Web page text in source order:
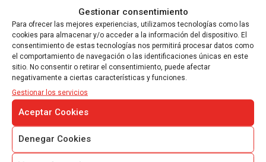
Gestionar consentimiento
Para ofrecer las mejores experiencias, utilizamos tecnologías como las
cookies para almacenar y/o acceder a la información del dispositivo. El
consentimiento de estas tecnologías nos permitirá procesar datos como
el comportamiento de navegación o las identificaciones únicas en este
sitio. No consentir o retirar el consentimiento, puede afectar
negativamente a ciertas características y funciones.
Gestionar los servicios
Aceptar Cookies
Denegar Cookies
Enero 2016 mediante la presentación de la Agencia
tributaria del Calendario Fiscal[…]
Read more